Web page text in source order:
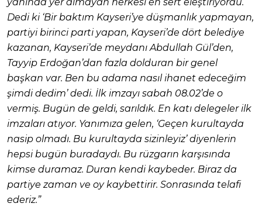
Dedi ki ‘Bir baktım Kayseri’ye düşmanlık yapmayan,
partiyi birinci parti yapan, Kayseri’de dört belediye
kazanan, Kayseri’de meydanı Abdullah Gül’den,
Tayyip Erdoğan’dan fazla dolduran bir genel
başkan var. Ben bu adama nasıl ihanet edeceğim
şimdi dedim’ dedi. İlk imzayı sabah 08.02’de o
vermiş. Bugün de geldi, sarıldık. En katı delegeler ilk
imzaları atıyor. Yanımıza gelen, ‘Geçen kurultayda
nasip olmadı. Bu kurultayda sizinleyiz’ diyenlerin
hepsi bugün buradaydı. Bu rüzgarın karşısında
kimse duramaz. Duran kendi kaybeder. Biraz da
partiye zaman ve oy kaybettirir. Sonrasında telafi
ederiz.”